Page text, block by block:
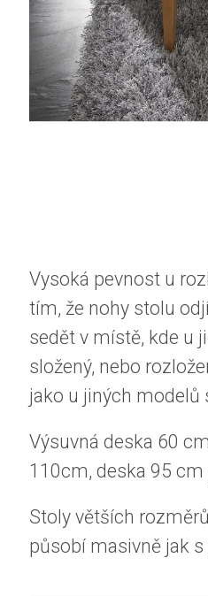
Vysoká pevnost u
tím, že nohy stolu
sedět v místě, kde u
složený, nebo
jako u jiných modelů
Výsuvná deska 60
110cm, deska 95
Stoly větších
působí masivně jak